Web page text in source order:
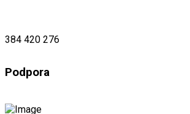
384 420 276
Podpora